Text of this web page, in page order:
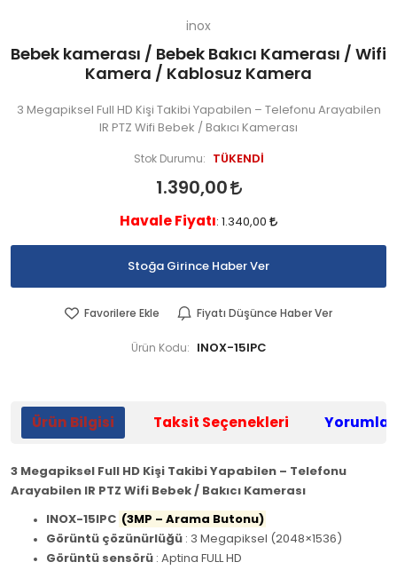
inox
Bebek kamerası / Bebek Bakıcı Kamerası / Wifi
Kamera / Kablosuz Kamera
3 Megapiksel Full HD Kişi Takibi Yapabilen – Telefonu Arayabilen
IR PTZ Wifi Bebek / Bakıcı Kamerası
Stok Durumu: TÜKENDİ
1.390,00
Havale Fiyatı: 1.340,00
Stoğa Girince Haber Ver
Favorilere Ekle Fiyatı Düşünce Haber Ver
Ürün Kodu: INOX-15IPC
Ürün Bilgisi Taksit Seçenekleri Yorumlar
3 Megapiksel Full HD Kişi Takibi Yapabilen – Telefonu
Arayabilen IR PTZ Wifi Bebek / Bakıcı Kamerası
INOX-15IPC (3MP – Arama Butonu)
Görüntü çözünürlüğü : 3 Megapiksel (2048×1536)
Görüntü sensörü : Aptina FULL HD